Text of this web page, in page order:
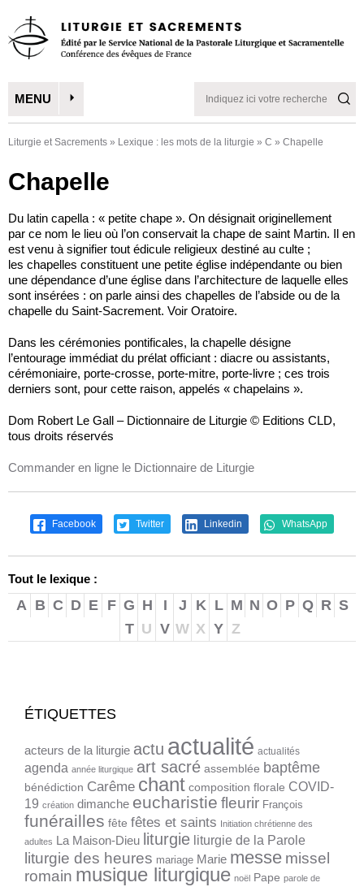
MENU
Liturgie et Sacrements » Lexique : les mots de la liturgie » C » Chapelle
Chapelle
Du latin capella : « petite chape ». On désignait originellement
par ce nom le lieu où l’on conservait la chape de saint Martin. Il en
est venu à signifier tout édicule religieux destiné au culte ;
les chapelles constituent une petite église indépendante ou bien
une dépendance d’une église dans l’architecture de laquelle elles
sont insérées : on parle ainsi des chapelles de l’abside ou de la
chapelle du Saint-Sacrement. Voir Oratoire.
Dans les cérémonies pontificales, la chapelle désigne
l’entourage immédiat du prélat officiant : diacre ou assistants,
cérémoniaire, porte-crosse, porte-mitre, porte-livre ; ces trois
derniers sont, pour cette raison, appelés « chapelains ».
Dom Robert Le Gall – Dictionnaire de Liturgie © Editions CLD,
tous droits réservés
Commander en ligne le Dictionnaire de Liturgie
Facebook Twitter Linkedin WhatsApp
Tout le lexique :
A B C D E F G H I J K L M N O P Q R S
T U V W X Y Z
ÉTIQUETTES
acteurs de la liturgie actu actualité actualités
agenda année liturgique art sacré assemblée baptême
bénédiction Carême chant composition florale COVID-
19 création dimanche eucharistie fleurir François
funérailles fête fêtes et saints
Initiation chrétienne des
adultes La Maison-Dieu liturgie liturgie de la Parole
liturgie des heures mariage Marie messe missel
romain musique liturgique noël Pape parole de